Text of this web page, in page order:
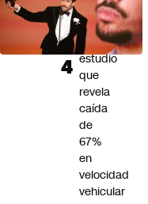
Plaza
Italia
tras
estudio
que
revela
caída
de
67%
en
velocidad
vehicular